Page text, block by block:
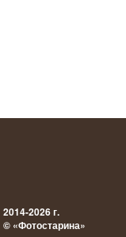
2014-2026 г.
© «Фотостарина»